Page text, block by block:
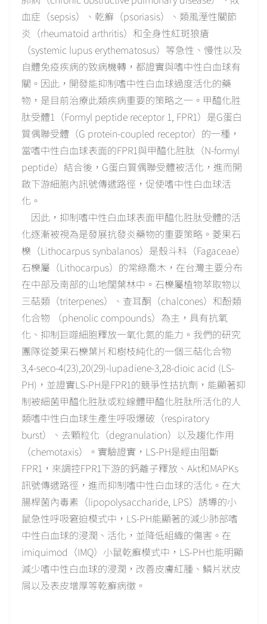
血症（sepsis）、乾癬（psoriasis）、類風溼性關節
炎（rheumatoid arthritis）和全身性紅斑狼瘡
（systemic lupus erythematosus）等急性、慢性以及
自體免疫疾病的致病機轉，都證實與嗜中性白血球有
關。因此，開發能抑制嗜中性白血球過度活化的藥
物，是目前治療此類疾病重要的策略之一。甲醯化胜
肽受體1（Formyl peptide receptor 1, FPR1）是G蛋白
質偶聯受體（G protein-coupled receptor）的一種，
當嗜中性白血球表面的FPR1與甲醯化胜肽（N-formyl
peptide）結合後，G蛋白質偶聯受體被活化，進而開
啟下游細胞內訊號傳遞路徑，促使嗜中性白血球活
化。
因此，抑制嗜中性白血球表面甲醯化胜肽受體的活
化逐漸被視為是發展抗發炎藥物的重要策略。菱果石
櫟（Lithocarpus synbalanos）是殼斗科（Fagaceae）
石櫟屬（Lithocarpus）的常綠喬木，在台灣主要分布
在中部及南部的山地闊葉林中。石櫟屬植物萃取物以
三萜類（triterpenes）、查耳酮（chalcones）和酚類
化合物 （phenolic compounds）為主，具有抗氧
化、抑制巨噬細胞釋放一氧化氮的能力。我們的研究
團隊從菱果石櫟葉片和樹枝純化的一個三萜化合物
3,4-seco-4(23),20(29)-lupadiene-3,28-dioic acid (LS-
PH)，並證實LS-PH是FPR1的競爭性拮抗劑，能顯著抑
制被細菌甲醯化胜肽或粒線體甲醯化胜肽所活化的人
類嗜中性白血球生產生呼吸爆破（respiratory
burst）、去顆粒化（degranulation）以及趨化作用
（chemotaxis）。實驗證實，LS-PH是經由阻斷
FPR1，來調控FPR1下游的鈣離子釋放、Akt和MAPKs
訊號傳遞路徑，進而抑制嗜中性白血球的活化。在大
腸桿菌內毒素（lipopolysaccharide, LPS）誘導的小
鼠急性呼吸窘迫模式中，LS-PH能顯著的減少肺部嗜
中性白血球的浸潤、活化，並降低組織的傷害。在
imiquimod（IMQ）小鼠乾癬模式中，LS-PH也能明顯
減少嗜中性白血球的浸潤，改善皮膚紅腫、鱗片狀皮
屑以及表皮增厚等乾癬病徵。